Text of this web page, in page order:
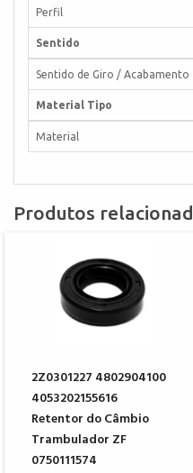
Perfil
Sentido
Sentido de Giro / Acabamento
Material Tipo
Material
Produtos
2Z0301227 4802904100
4053202155616
Retentor do Câmbio
Trambulador ZF
0750111574